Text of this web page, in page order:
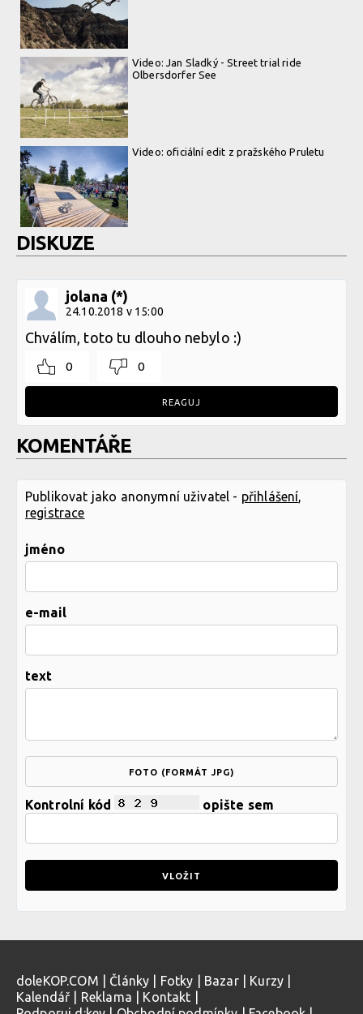
Video: Jan Sladký - Street trial ride
Olbersdorfer See
Video: oficiální edit z pražského Pruletu
DISKUZE
jolana (*)
24.10.2018 v 15:00
Chválím, toto tu dlouho nebylo :)
0 0
REAGUJ
KOMENTÁŘE
Publikovat jako anonymní uživatel - přihlášení,
registrace
jméno
e-mail
text
FOTO (FORMÁT JPG)
Kontrolní kód opište sem
doleKOP.COM Články Fotky Bazar| Kurzy
Kalendář
Reklama Kontakt